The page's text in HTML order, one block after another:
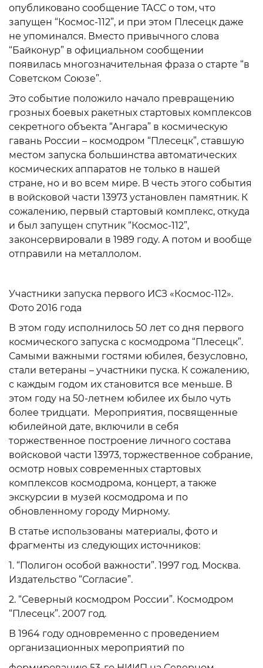
опубликовано сообщение ТАСС о том, что
запущен “Космос-112”, и при этом Плесецк даже
не упоминался. Вместо привычного слова
“Байконур” в официальном сообщении
появилась многозначительная фраза о старте “в
Советском Союзе”.
Это событие положило начало превращению
грозных боевых ракетных стартовых комплексов
секретного объекта “Ангара” в космическую
гавань России – космодром “Плесецк”, ставшую
местом запуска большинства автоматических
космических аппаратов не только в нашей
стране, но и во всем мире. В честь этого события
в войсковой части 13973 установлен памятник. К
сожалению, первый стартовый комплекс, откуда
и был запущен спутник “Космос-112”,
законсервировали в 1989 году. А потом и вообще
отправили на металлолом.
Участники запуска первого ИСЗ «Космос-112».
Фото 2016 года
В этом году исполнилось 50 лет со дня первого
космического запуска с космодрома “Плесецк”.
Самыми важными гостями юбилея, безусловно,
стали ветераны – участники пуска. К сожалению,
с каждым годом их становится все меньше. В
этом году на 50-летнем юбилее их было чуть
более тридцати. Мероприятия, посвященные
юбилейной дате, включили в себя
торжественное построение личного состава
войсковой части 13973, торжественное собрание,
осмотр новых современных стартовых
комплексов космодрома, концерт, а также
экскурсии в музей космодрома и по
обновленному городу Мирному.
В статье использованы материалы, фото и
фрагменты из следующих источников:
1. “Полигон особой важности”. 1997 год. Москва.
Издательство “Согласие”.
2. “Северный космодром России”. Космодром
“Плесецк”. 2007 год.
В 1964 году одновременно с проведением
организационных мероприятий по